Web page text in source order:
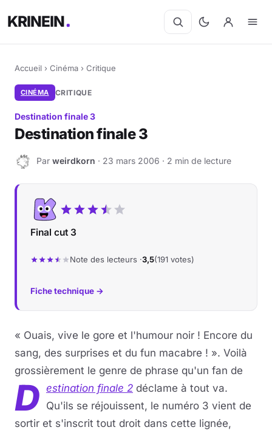
KRINEIN
Accueil › Cinéma › Critique
CINÉMA CRITIQUE
Destination finale 3
Destination finale 3
W Par weirdkorn · 23 mars 2006 · 2 min de lecture
Final cut 3
Note des lecteurs ·3,5(191 votes)
Fiche technique →
« Ouais, vive le gore et l'humour noir ! Encore du
sang, des surprises et du fun macabre ! ». Voilà
grossièrement le genre de phrase qu'un fan de
D estination finale 2 déclame à tout va.
Qu'ils se réjouissent, le numéro 3 vient de
sortir et s'inscrit tout droit dans cette lignée,